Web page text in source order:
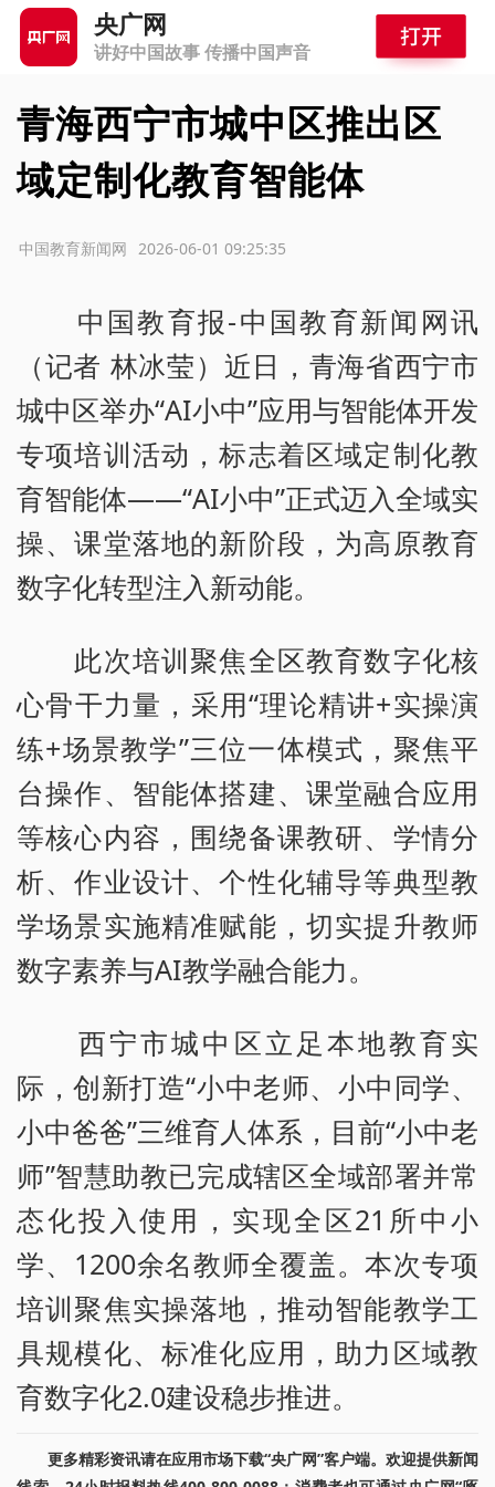
央广网
讲好中国故事 传播中国声音
青海西宁市城中区推出区
域定制化教育智能体
2026-06-01 09:25:35
中国教育新闻网
中国教育报-中国教育新闻网讯
（记者 林冰莹）近日，青海省西宁市
城中区举办“AI小中”应用与智能体开发
专项培训活动，标志着区域定制化教
育智能体——“AI小中”正式迈入全域实
操、课堂落地的新阶段，为高原教育
数字化转型注入新动能。
此次培训聚焦全区教育数字化核
心骨干力量，采用“理论精讲+实操演
练+场景教学”三位一体模式，聚焦平
台操作、智能体搭建、课堂融合应用
等核心内容，围绕备课教研、学情分
析、作业设计、个性化辅导等典型教
学场景实施精准赋能，切实提升教师
数字素养与AI教学融合能力。
西宁市城中区立足本地教育实
际，创新打造“小中老师、小中同学、
小中爸爸”三维育人体系，目前“小中老
师”智慧助教已完成辖区全域部署并常
态化投入使用，实现全区21所中小
学、1200余名教师全覆盖。本次专项
培训聚焦实操落地，推动智能教学工
具规模化、标准化应用，助力区域教
育数字化2.0建设稳步推进。
更多精彩资讯请在应用市场下载“央广网”客户端。欢迎提供新闻